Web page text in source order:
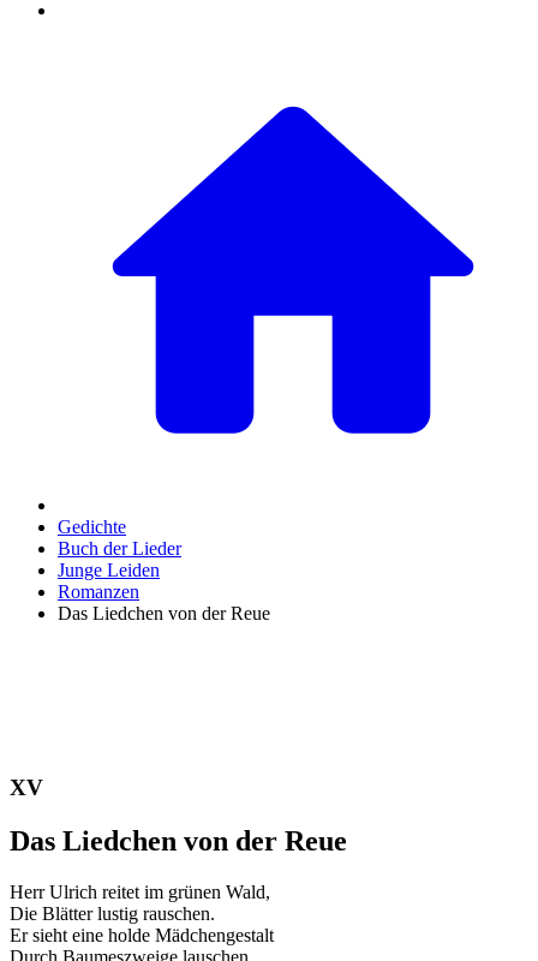
Gedichte
Buch der Lieder
Junge Leiden
Romanzen
Das Liedchen von der Reue
XV
Das Liedchen von der Reue
Herr Ulrich reitet im grünen Wald,
Die Blätter lustig rauschen.
Er sieht eine holde Mädchengestalt
Durch Baumeszweige lauschen.